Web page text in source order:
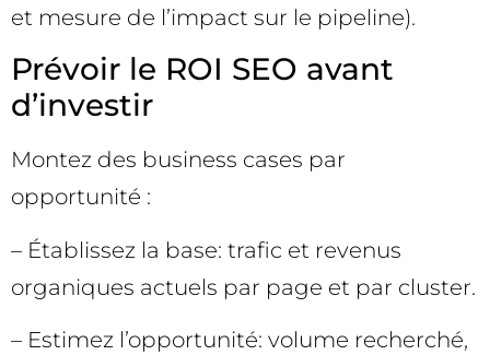
et mesure de l’impact sur le pipeline).
Prévoir le ROI SEO avant
d’investir
Montez des business cases par
opportunité :
– Établissez la base: trafic et revenus
organiques actuels par page et par cluster.
– Estimez l’opportunité: volume recherché,